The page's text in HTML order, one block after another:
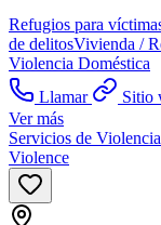
Refugios para
de delitosVivienda /
Violencia Doméstica
Llamar
Sitio
Ver más
Servicios de
Violence